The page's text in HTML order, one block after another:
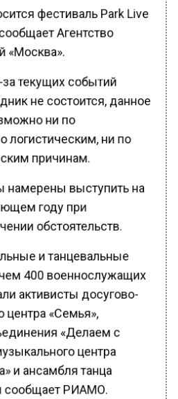
фестиваль Park Live
Агентство
«Москва».
текущих событий
не состоится, данное
ни по
логистическим, ни по
причинам.
намерены выступить на
году при
обстоятельств.
и танцевальные
400 военнослужащих
активисты досугово-
центра «Семья»,
«Делаем с
центра
и ансамбля танца
сообщает РИАМО.